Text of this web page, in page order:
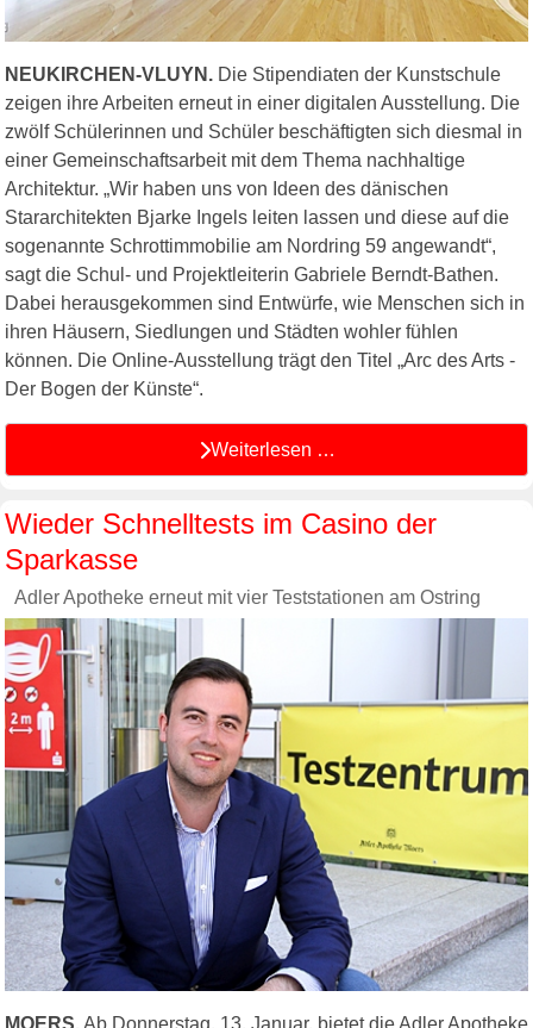
NEUKIRCHEN-VLUYN. Die Stipendiaten der Kunstschule
zeigen ihre Arbeiten erneut in einer digitalen Ausstellung. Die
zwölf Schülerinnen und Schüler beschäftigten sich diesmal in
einer Gemeinschaftsarbeit mit dem Thema nachhaltige
Architektur. „Wir haben uns von Ideen des dänischen
Stararchitekten Bjarke Ingels leiten lassen und diese auf die
sogenannte Schrottimmobilie am Nordring 59 angewandt“,
sagt die Schul- und Projektleiterin Gabriele Berndt-Bathen.
Dabei herausgekommen sind Entwürfe, wie Menschen sich in
ihren Häusern, Siedlungen und Städten wohler fühlen
können. Die Online-Ausstellung trägt den Titel „Arc des Arts -
Der Bogen der Künste“.
Weiterlesen …
Wieder Schnelltests im Casino der
Sparkasse
Adler Apotheke erneut mit vier Teststationen am Ostring
MOERS.Ab Donnerstag, 13. Januar, bietet die Adler Apotheke